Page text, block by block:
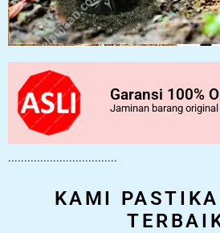
Garansi 100%
Jaminan barang
..................................
KAMI